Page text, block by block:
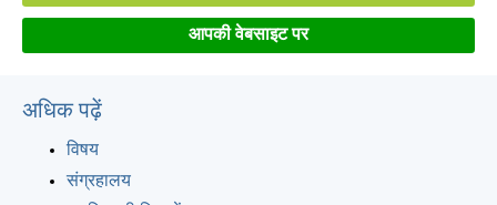
आपकी वेबसाइट पर
अधिक पढ़ें
विषय
संग्रहालय